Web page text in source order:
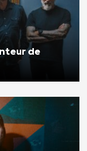
de